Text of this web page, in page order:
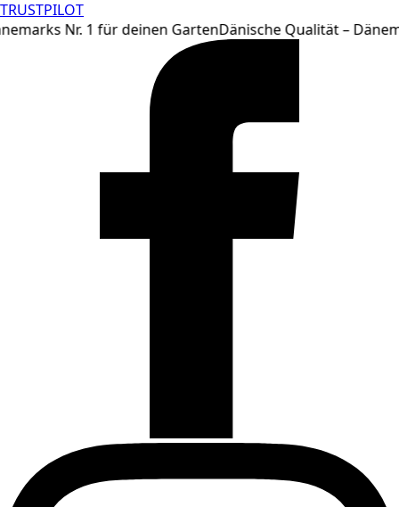
Zum
Inhalt
TRUSTPILOT
Nr. 1 für deinen GartenDänische Qualität –